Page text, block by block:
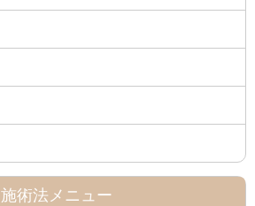
施術法メニュー